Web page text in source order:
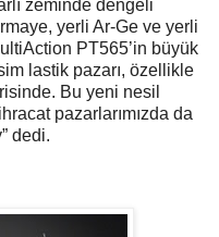
zeminde dengeli
yerli Ar-Ge ve yerli
PT565’in büyük
lastik pazarı, özellikle
Bu yeni nesil
pazarlarımızda da
dedi.